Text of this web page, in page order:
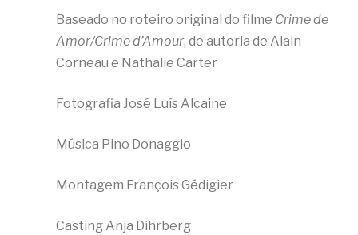
Baseado no roteiro original do filme Crime de
Amor/Crime d’Amour, de autoria de Alain
Corneau e Nathalie Carter
Fotografia José Luís Alcaine
Música Pino Donaggio
Montagem François Gédigier
Casting Anja Dihrberg